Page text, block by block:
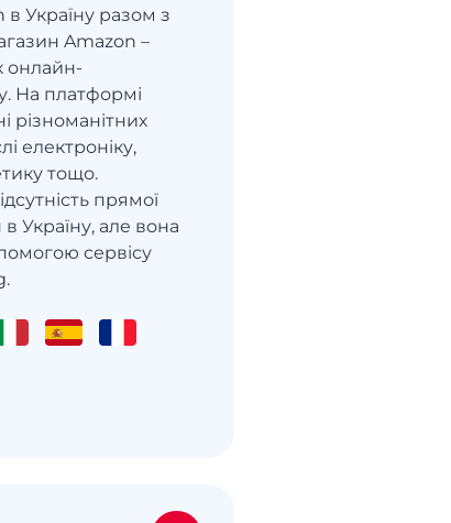
в Україну разом з
Amazon –
онлайн-
На платформі
різноманітних
електроніку,
тощо.
прямої
Україну, але вона
сервісу